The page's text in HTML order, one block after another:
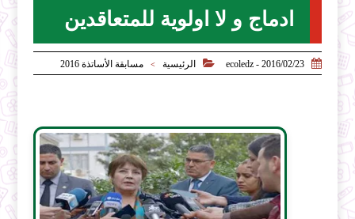
ادماج و لا اولوية للمتعاقدين

2016/02/23 - ecoledz
 الرئيسية > مسابقة الأساتذة 2016